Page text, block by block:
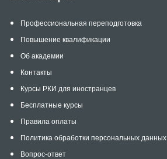
Профессиональная переподготовка
Повышение квалификации
Об академии
Контакты
Курсы РКИ для иностранцев
Бесплатные курсы
Правила оплаты
Политика обработки персональных данных
Вопрос-ответ